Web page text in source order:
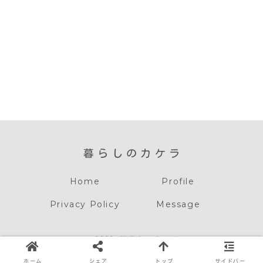
暮らしのカケラ
Home Profile
Privacy Policy Message
© 2022 暮らしのカケラ
当サイトの記事内には広告が含まれています
ホーム シェア トップ サイドバー